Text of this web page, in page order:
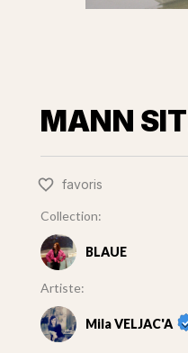
MANN
favoris
Collection:
BLAUE
Artiste:
Mila VELJAC'A